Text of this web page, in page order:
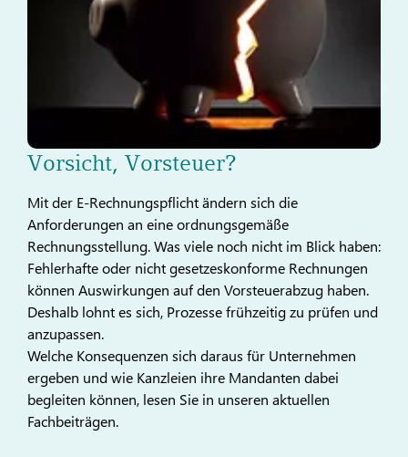
Vorsicht, Vorsteuer?
Mit der E-Rechnungspflicht ändern sich die
Anforderungen an eine ordnungsgemäße
Rechnungsstellung. Was viele noch nicht im Blick haben:
Fehlerhafte oder nicht gesetzeskonforme Rechnungen
können Auswirkungen auf den Vorsteuerabzug haben.
Deshalb lohnt es sich, Prozesse frühzeitig zu prüfen und
anzupassen.
Welche Konsequenzen sich daraus für Unternehmen
ergeben und wie Kanzleien ihre Mandanten dabei
begleiten können, lesen Sie in unseren aktuellen
Fachbeiträgen.